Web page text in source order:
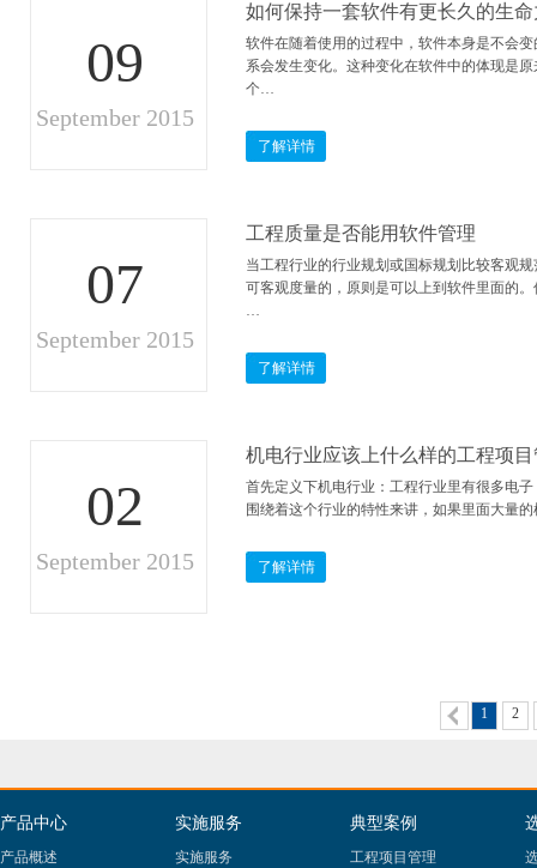
09
September 2015
如何保持一套软件有更长久的生命
软件在随着使用的过程中，软件本身是不会
系会发生变化。这种变化在软件中的体现是
个…
了解详情
07
September 2015
工程质量是否能用软件管理
当工程行业的行业规划或国标规划比较客观
可客观度量的，原则是可以上到软件里面的
…
了解详情
02
September 2015
机电行业应该上什么样的工程项
首先定义下机电行业：工程行业里有很多电
围绕着这个行业的特性来讲，如果里面大量
了解详情
1 2
产品中心
产品概述
实施服务
实施服务
典型案例
工程项目管理